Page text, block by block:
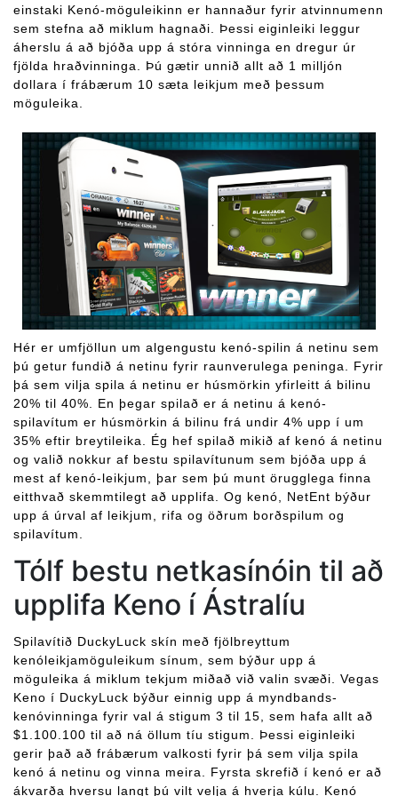
einstaki Kenó-möguleikinn er hannaður fyrir atvinnumenn
sem stefna að miklum hagnaði. Þessi eiginleiki leggur
áherslu á að bjóða upp á stóra vinninga en dregur úr
fjölda hraðvinninga. Þú gætir unnið allt að 1 milljón
dollara í frábærum 10 sæta leikjum með þessum
möguleika.
Hér er umfjöllun um algengustu kenó-spilin á netinu sem
þú getur fundið á netinu fyrir raunverulega peninga. Fyrir
þá sem vilja spila á netinu er húsmörkin yfirleitt á bilinu
20% til 40%. En þegar spilað er á netinu á kenó-
spilavítum er húsmörkin á bilinu frá undir 4% upp í um
35% eftir breytileika. Ég hef spilað mikið af kenó á netinu
og valið nokkur af bestu spilavítunum sem bjóða upp á
mest af kenó-leikjum, þar sem þú munt örugglega finna
eitthvað skemmtilegt að upplifa. Og kenó, NetEnt býður
upp á úrval af leikjum, rifa og öðrum borðspilum og
spilavítum.
Tólf bestu netkasínóin til að
upplifa Keno í Ástralíu
Spilavítið DuckyLuck skín með fjölbreyttum
kenóleikjamöguleikum sínum, sem býður upp á
möguleika á miklum tekjum miðað við valin svæði. Vegas
Keno í DuckyLuck býður einnig upp á myndbands-
kenóvinninga fyrir val á stigum 3 til 15, sem hafa allt að
$1.100.100 til að ná öllum tíu stigum. Þessi eiginleiki
gerir það að frábærum valkosti fyrir þá sem vilja spila
kenó á netinu og vinna meira. Fyrsta skrefið í kenó er að
ákvarða hversu langt þú vilt velja á hverja kúlu. Kenó